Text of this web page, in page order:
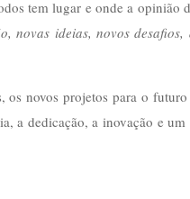
tem lugar e onde a opinião
novas ideias, novos
os novos projetos para o
a dedicação, a inovação e